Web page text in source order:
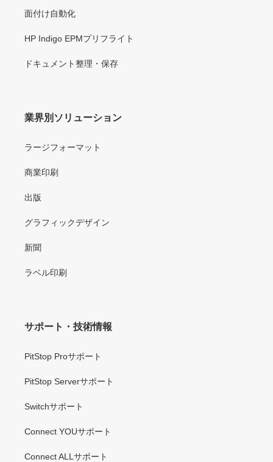
面付け自動化
HP Indigo EPMプリフライト
ドキュメント整理・保存
業界別ソリューション
ラージフォーマット
商業印刷
出版
グラフィックデザイン
新聞
ラベル印刷
サポート・技術情報
PitStop Proサポート
PitStop Serverサポート
Switchサポート
Connect YOUサポート
Connect ALLサポート